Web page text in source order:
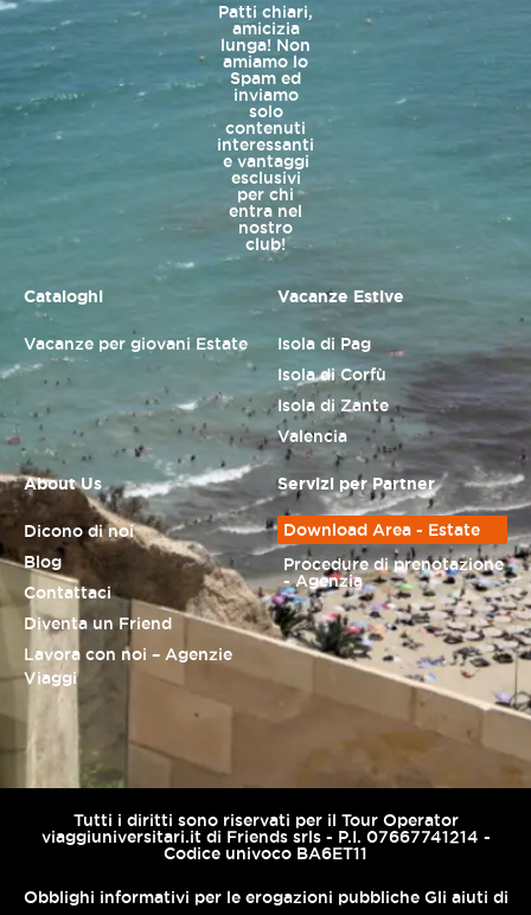
Patti chiari,
amicizia
lunga! Non
amiamo lo
Spam ed
inviamo
solo
contenuti
interessanti
e vantaggi
esclusivi
per chi
entra nel
nostro
club!
Cataloghi
Vacanze per giovani Estate
Vacanze Estive
Isola di Pag
Isola di Corfù
Isola di Zante
Valencia
About Us
Dicono di noi
Blog
Contattaci
Diventa un Friend
Lavora con noi – Agenzie
Viaggi
Servizi per Partner
Download Area - Estate
Procedure di prenotazione
- Agenzia
Tutti i diritti sono riservati per il Tour Operator
viaggiuniversitari.it di Friends srls - P.I. 07667741214 -
Codice univoco BA6ET11
Obblighi informativi per le erogazioni pubbliche Gli aiuti di